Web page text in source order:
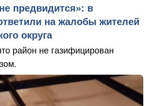
предвидится»: в
на жалобы жителей
округа
район не газифицирован